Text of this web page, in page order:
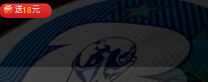
送18元